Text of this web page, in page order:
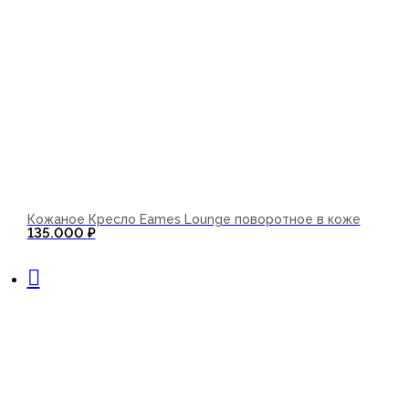
Кожаное Кресло Eames Lounge поворотное в коже
135.000 ₽